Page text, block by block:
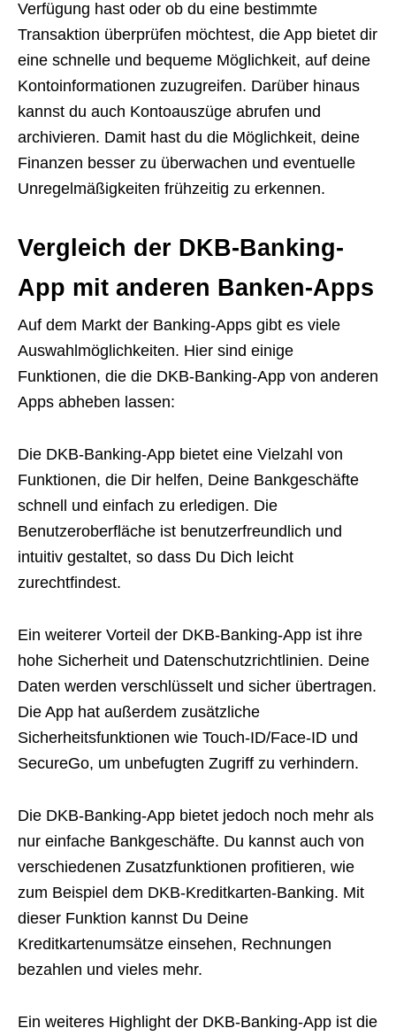
Verfügung hast oder ob du eine bestimmte
Transaktion überprüfen möchtest, die App bietet dir
eine schnelle und bequeme Möglichkeit, auf deine
Kontoinformationen zuzugreifen. Darüber hinaus
kannst du auch Kontoauszüge abrufen und
archivieren. Damit hast du die Möglichkeit, deine
Finanzen besser zu überwachen und eventuelle
Unregelmäßigkeiten frühzeitig zu erkennen.
Vergleich der DKB-Banking-
App mit anderen Banken-Apps
Auf dem Markt der Banking-Apps gibt es viele
Auswahlmöglichkeiten. Hier sind einige
Funktionen, die die DKB-Banking-App von anderen
Apps abheben lassen:
Die DKB-Banking-App bietet eine Vielzahl von
Funktionen, die Dir helfen, Deine Bankgeschäfte
schnell und einfach zu erledigen. Die
Benutzeroberfläche ist benutzerfreundlich und
intuitiv gestaltet, so dass Du Dich leicht
zurechtfindest.
Ein weiterer Vorteil der DKB-Banking-App ist ihre
hohe Sicherheit und Datenschutzrichtlinien. Deine
Daten werden verschlüsselt und sicher übertragen.
Die App hat außerdem zusätzliche
Sicherheitsfunktionen wie Touch-ID/Face-ID und
SecureGo, um unbefugten Zugriff zu verhindern.
Die DKB-Banking-App bietet jedoch noch mehr als
nur einfache Bankgeschäfte. Du kannst auch von
verschiedenen Zusatzfunktionen profitieren, wie
zum Beispiel dem DKB-Kreditkarten-Banking. Mit
dieser Funktion kannst Du Deine
Kreditkartenumsätze einsehen, Rechnungen
bezahlen und vieles mehr.
Ein weiteres Highlight der DKB-Banking-App ist die